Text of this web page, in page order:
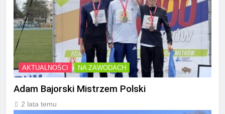
AKTUALNOŚCI NA ZAWODACH
Adam Bajorski Mistrzem Polski
2 lata temu